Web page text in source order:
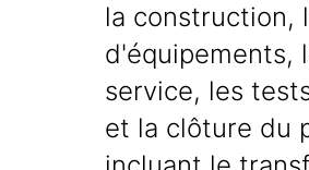
la construction,
d'équipements,
service, les
et la clôture du